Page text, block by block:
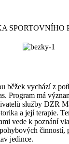
SPORTOVNÍHO
běžek vychází z
Program má
služby DZR
a její terapie.
vede k poznání
činností,
jedince.